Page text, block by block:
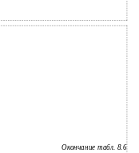
Окончание табл. 8.6